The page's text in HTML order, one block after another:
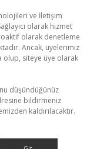
ve İletişim
olarak hizmet
olarak denetleme
Ancak, üyelerimiz
olup, siteye üye olarak
düşündüğünüz
bildirmeniz
kaldırılacaktır.